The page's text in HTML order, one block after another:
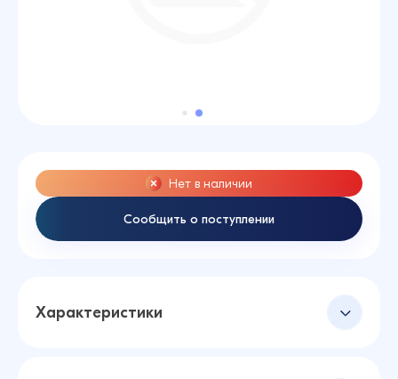
Характеристики
Нет в наличии
Сообщить о поступлении